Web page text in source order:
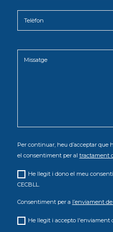
Per continuar, heu d’acceptar
el consentiment per al tractament
He llegit i dono el meu
CECBLL.
Consentiment per a l’enviament
He llegit i accepto l'enviament